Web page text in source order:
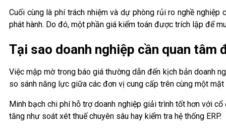
Cuối cùng là phí trách nhiệm và dự phòng rủi ro nghề
phát hành. Do đó, một phần giá kiểm toán được trích lập để
Tại sao doanh nghiệp cần quan tâm
Việc mập mờ trong báo giá thường dẫn đến kịch bản doanh
so sánh năng lực giữa các đơn vị cung cấp trên cùng một mặt
Minh bạch chi phí hỗ trợ doanh nghiệp giải trình tốt hơn với
tăng như soát xét thuế chuyên sâu hay kiểm tra hệ thống ERP.